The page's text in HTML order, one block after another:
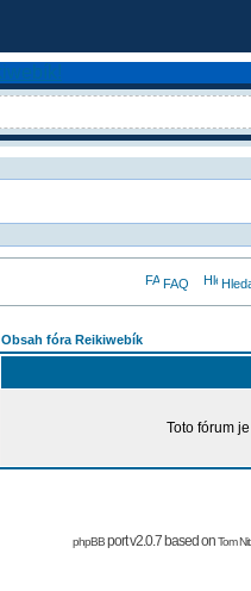
FAQ
Obsah fóra Reikiwebík
Toto fórum
phpBBport v2.0.7 based onTom